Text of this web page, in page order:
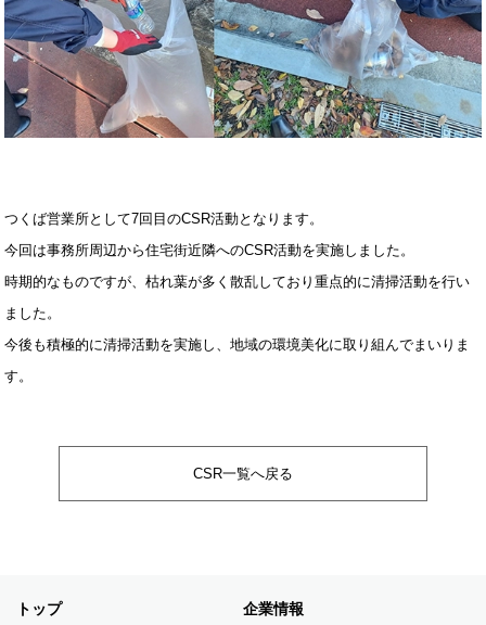
つくば営業所として7回目のCSR活動となります。
今回は事務所周辺から住宅街近隣へのCSR活動を実施しました。
時期的なものですが、枯れ葉が多く散乱しており重点的に清掃活動を行い
ました。
今後も積極的に清掃活動を実施し、地域の環境美化に取り組んでまいりま
す。
CSR一覧へ戻る
トップ 企業情報